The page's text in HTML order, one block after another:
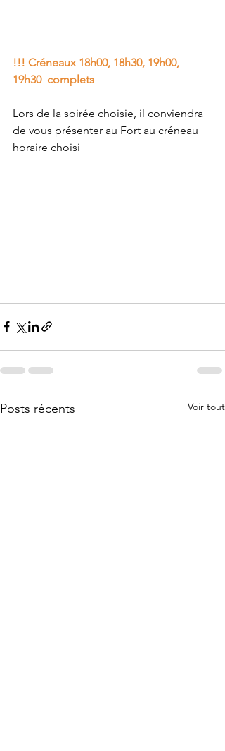
!!! Créneaux 18h00, 18h30, 19h00,
19h30  complets
Lors de la soirée choisie, il conviendra
de vous présenter au Fort au créneau
horaire choisi
Posts récents Voir tout